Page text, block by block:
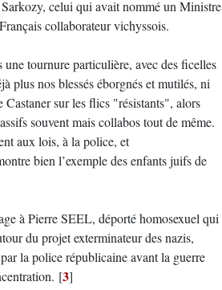
celui qui avait nommé un Ministre
collaborateur vichyssois.
tournure particulière, avec des ficelles
plus nos blessés éborgnés et mutilés, ni
sur les flics "résistants", alors
souvent mais collabos tout de même.
aux lois, à la police, et
bien l’exemple des enfants juifs de
à Pierre SEEL, déporté homosexuel qui
du projet exterminateur des nazis,
la police républicaine avant la guerre
[3]